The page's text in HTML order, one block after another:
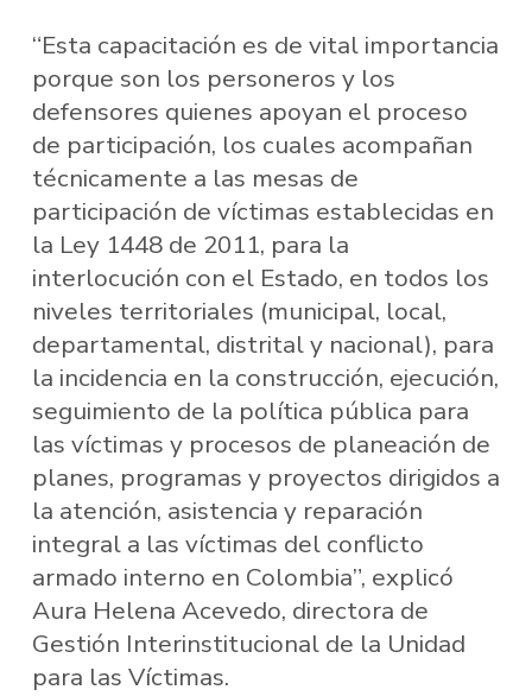
“Esta capacitación es de vital importancia
porque son los personeros y los
defensores quienes apoyan el proceso
de participación, los cuales acompañan
técnicamente a las mesas de
participación de víctimas establecidas en
la Ley 1448 de 2011, para la
interlocución con el Estado, en todos los
niveles territoriales (municipal, local,
departamental, distrital y nacional), para
la incidencia en la construcción, ejecución,
seguimiento de la política pública para
las víctimas y procesos de planeación de
planes, programas y proyectos dirigidos a
la atención, asistencia y reparación
integral a las víctimas del conflicto
armado interno en Colombia”, explicó
Aura Helena Acevedo, directora de
Gestión Interinstitucional de la Unidad
para las Víctimas.